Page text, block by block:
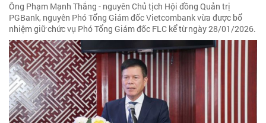
Ông Phạm Mạnh Thắng - nguyên Chủ tịch Hội đồng Quản trị
PGBank, nguyên Phó Tổng Giám đốc Vietcombank vừa được bổ
nhiệm giữ chức vụ Phó Tổng Giám đốc FLC kể từ ngày 28/01/2026.